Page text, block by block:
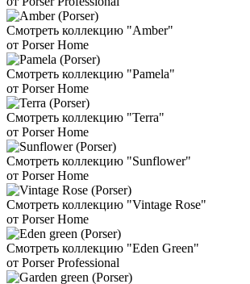
Смотреть коллекцию "Amber"
от Porser Home
Смотреть коллекцию "Pamela"
от Porser Home
Смотреть коллекцию "Terra"
от Porser Home
Смотреть коллекцию "Sunflower"
от Porser Home
Смотреть коллекцию "Vintage Rose"
от Porser Home
Смотреть коллекцию "Eden Green"
от Porser Professional